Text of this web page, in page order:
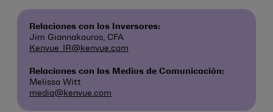
Relaciones con los Inversores:
Jim Giannakouros, CFA
Kenvue_IR@kenvue.com
Relaciones con los Medios de Comunicación:
Melissa Witt
media@kenvue.com